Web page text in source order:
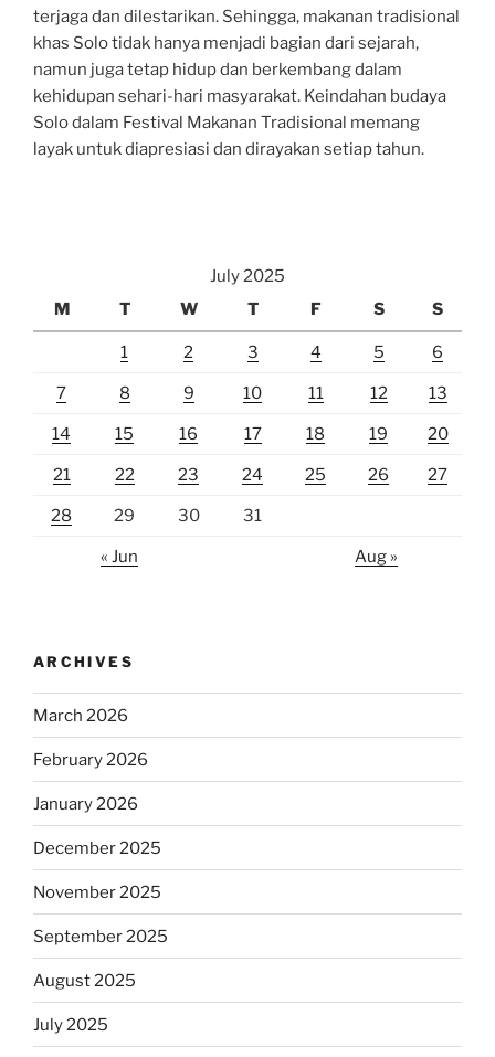
terjaga dan dilestarikan. Sehingga, makanan tradisional
khas Solo tidak hanya menjadi bagian dari sejarah,
namun juga tetap hidup dan berkembang dalam
kehidupan sehari-hari masyarakat. Keindahan budaya
Solo dalam Festival Makanan Tradisional memang
layak untuk diapresiasi dan dirayakan setiap tahun.
July 2025
M
T W T F S S
1 2 3 4 5 6
7 8 9 10 11 12 13
14 15 16 17 18 19 20
21 22 23 24 25 26 27
28 29 30 31
« Jun Aug »
ARCHIVES
March 2026
February 2026
January 2026
December 2025
November 2025
September 2025
August 2025
July 2025